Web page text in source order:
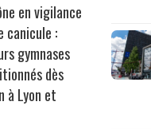
en vigilance
canicule :
gymnases
dès
à Lyon et